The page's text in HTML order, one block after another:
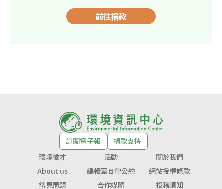
前往捐款
訂閱電子報
捐款支持
環境徵才
活動
關於我們
About us
編輯室自律公約
網站授權條款
常見問題
合作媒體
投稿須知